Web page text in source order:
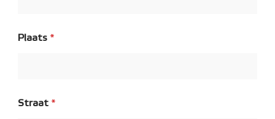
Plaats *
Straat *